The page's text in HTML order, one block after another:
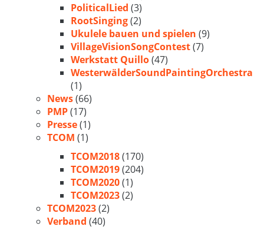
PoliticalLied (3)
RootSinging(2)
Ukulele bauen und spielen (9)
VillageVisionSongContest(7)
Werkstatt Quillo(47)
WesterwälderSoundPaintingOrchestra
(1)
News(66)
PMP(17)
Presse(1)
TCOM (1)
TCOM2018(170)
TCOM2019(204)
TCOM2020(1)
TCOM2023(2)
TCOM2023(2)
Verband (40)